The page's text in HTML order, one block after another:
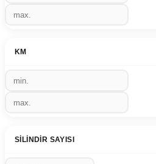
KM
SILINDIR SAYISI